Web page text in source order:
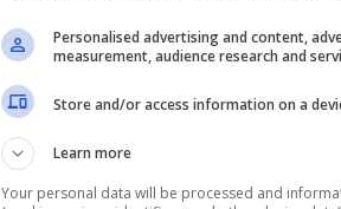
Personalised advertising and content,
measurement, audience research and
Store and/or access information on a
Learn more
Your personal data will be processed and